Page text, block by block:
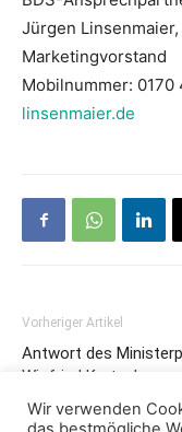
Jürgen
Marketingvorstand
Mobilnummer: 0170
linsenmaier.de
Vorheriger Artikel
Antwort des
Winfried Kretschmann
Wir verwenden